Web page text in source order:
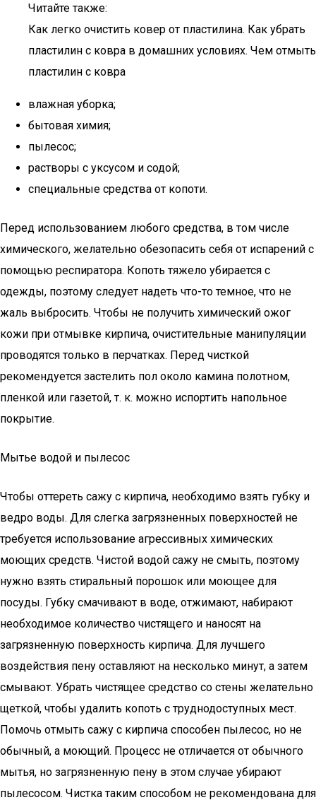
Читайте также:
Как легко очистить ковер от пластилина. Как убрать
пластилин с ковра в домашних условиях. Чем отмыть
пластилин с ковра
влажная уборка;
бытовая химия;
пылесос;
растворы с уксусом и содой;
специальные средства от копоти.
Перед использованием любого средства, в том числе
химического, желательно обезопасить себя от испарений с
помощью респиратора. Копоть тяжело убирается с
одежды, поэтому следует надеть что-то темное, что не
жаль выбросить. Чтобы не получить химический ожог
кожи при отмывке кирпича, очистительные манипуляции
проводятся только в перчатках. Перед чисткой
рекомендуется застелить пол около камина полотном,
пленкой или газетой, т. к. можно испортить напольное
покрытие.
Мытье водой и пылесос
Чтобы оттереть сажу с кирпича, необходимо взять губку и
ведро воды. Для слегка загрязненных поверхностей не
требуется использование агрессивных химических
моющих средств. Чистой водой сажу не смыть, поэтому
нужно взять стиральный порошок или моющее для
посуды. Губку смачивают в воде, отжимают, набирают
необходимое количество чистящего и наносят на
загрязненную поверхность кирпича. Для лучшего
воздействия пену оставляют на несколько минут, а затем
смывают. Убрать чистящее средство со стены желательно
щеткой, чтобы удалить копоть с труднодоступных мест.
Помочь отмыть сажу с кирпича способен пылесос, но не
обычный, а моющий. Процесс не отличается от обычного
мытья, но загрязненную пену в этом случае убирают
пылесосом. Чистка таким способом не рекомендована для